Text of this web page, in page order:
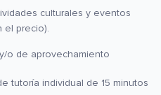
culturales y eventos
el precio).
o de aprovechamiento
tutoría individual de 15 minutos